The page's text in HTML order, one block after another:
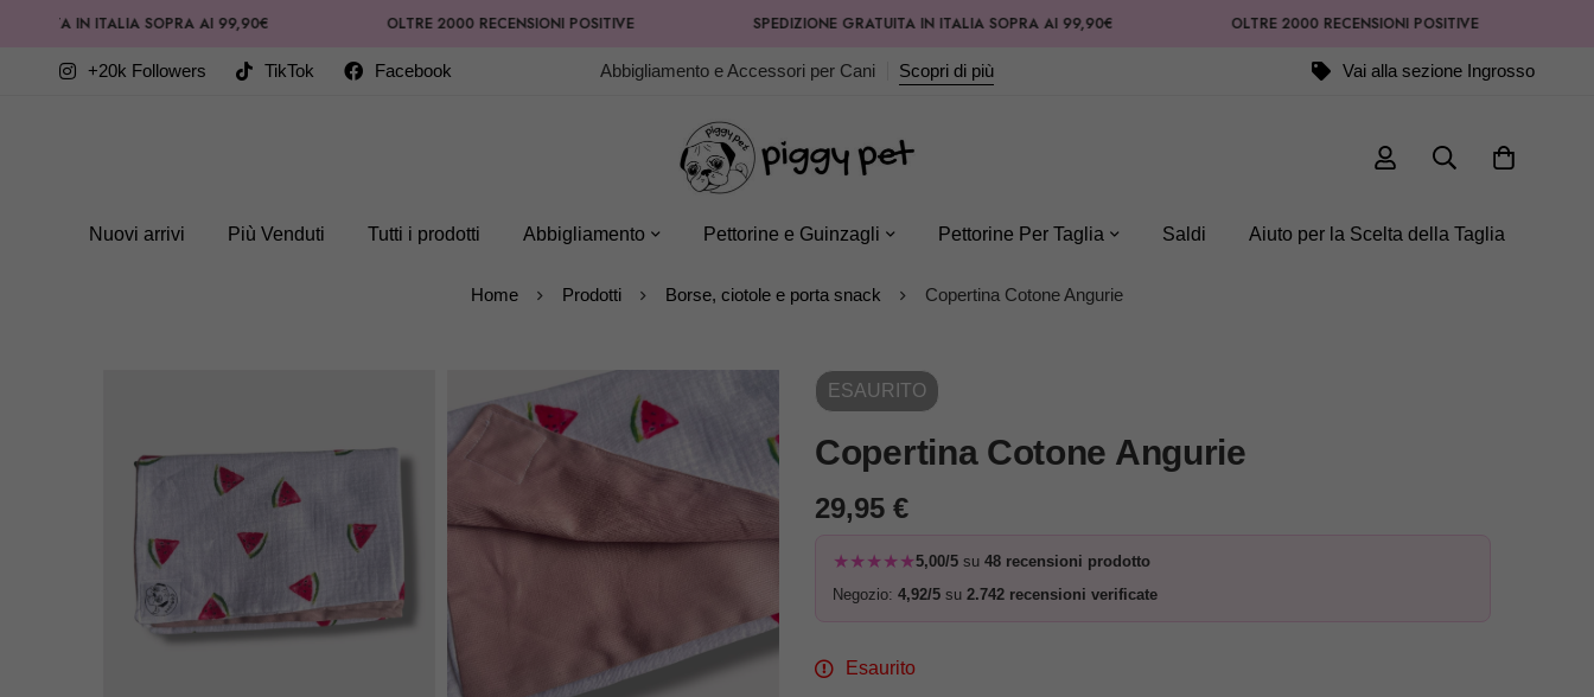
IN ITALIA SOPRA AI 99,90€ OLTRE 2000 RECENSIONI POSITIVE SPEDIZIONE GRATUITA IN ITALIA SOPRA AI 99,90€ OLTRE 2000 RECENSIONI POSITIVE
+20k Followers TikTok Facebook Abbigliamento e Accessori per Cani Scopri di più Vai alla sezione Ingrosso
Nuovi arrivi Più Venduti Tutti i prodotti Abbigliamento Pettorine e Guinzagli Pettorine Per Taglia Saldi Aiuto per la Scelta della Taglia
Home Prodotti Borse, ciotole e porta snack Copertina Cotone Angurie
ESAURITO
Copertina Cotone Angurie
29,95 €
★★★★★5,00/5 su 48 recensioni prodotto
Negozio: 4,92/5 su 2.742 recensioni verificate
Esaurito